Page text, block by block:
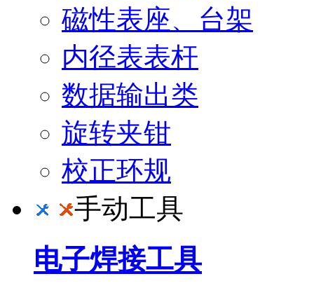
磁性表座、台架
内径表表杆
数据输出类
旋转夹钳
校正环规
手动工具
电子焊接工具